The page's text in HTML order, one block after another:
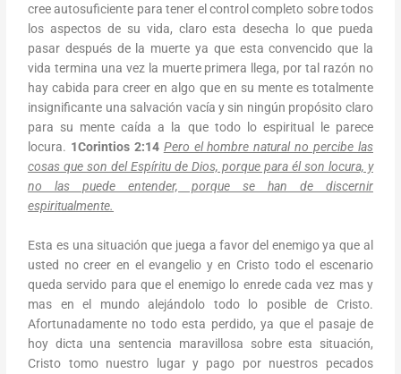
cree autosuficiente para tener el control completo sobre todos
los aspectos de su vida, claro esta desecha lo que pueda
pasar después de la muerte ya que esta convencido que la
vida termina una vez la muerte primera llega, por tal razón no
hay cabida para creer en algo que en su mente es totalmente
insignificante una salvación vacía y sin ningún propósito claro
para su mente caída a la que todo lo espiritual le parece
locura. 1Corintios 2:14 Pero el hombre natural no percibe las
cosas que son del Espíritu de Dios, porque para él son locura, y
no las puede entender, porque se han de discernir
espiritualmente.
Esta es una situación que juega a favor del enemigo ya que al
usted no creer en el evangelio y en Cristo todo el escenario
queda servido para que el enemigo lo enrede cada vez mas y
mas en el mundo alejándolo todo lo posible de Cristo.
Afortunadamente no todo esta perdido, ya que el pasaje de
hoy dicta una sentencia maravillosa sobre esta situación,
Cristo tomo nuestro lugar y pago por nuestros pecados